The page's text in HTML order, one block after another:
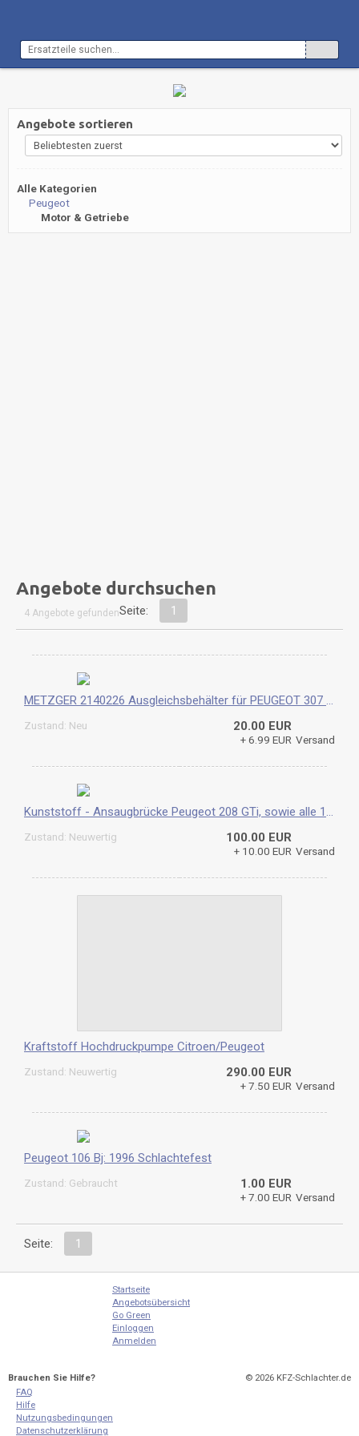
Angebote sortieren
Alle Kategorien
Peugeot
Motor & Getriebe
Angebote durchsuchen
4 Angebote gefundenSeite: 1
METZGER 2140226 Ausgleichsbehälter für PEUGEOT 307 Neu
Zustand: Neu 20.00 EUR
+ 6.99 EUR Versand
Kunststoff - Ansaugbrücke Peugeot 208 GTi, sowie alle 1.6 THP-Motoren ab 2012
Zustand: Neuwertig 100.00 EUR
+ 10.00 EUR Versand
Kraftstoff Hochdruckpumpe Citroen/Peugeot
Zustand: Neuwertig 290.00 EUR
+ 7.50 EUR Versand
Peugeot 106 Bj: 1996 Schlachtefest
Zustand: Gebraucht 1.00 EUR
+ 7.00 EUR Versand
Seite: 1
Startseite
Angebotsübersicht
Go Green
Einloggen
Anmelden
Brauchen Sie Hilfe?
FAQ
Hilfe
Nutzungsbedingungen
Datenschutzerklärung
© 2026 KFZ-Schlachter.de